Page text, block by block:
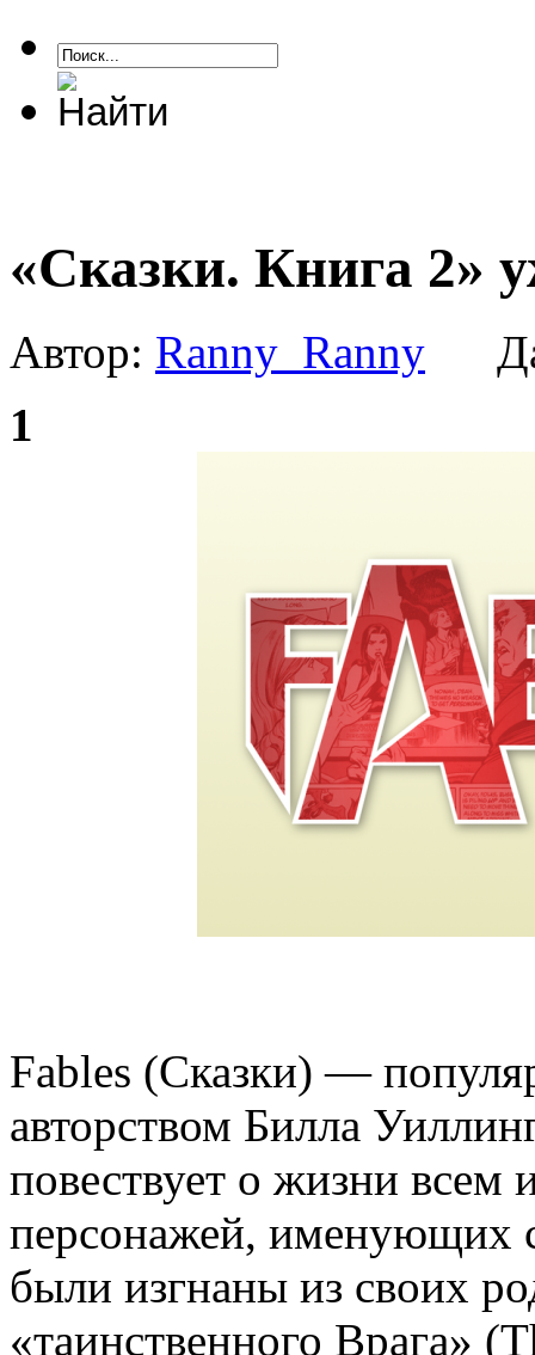
«Сказки. Книга 2»
Автор: Ranny_Ranny
1
Fables (Сказки) —
авторством Билла
повествует о жизни всем
персонажей, именующих
были изгнаны из своих
«таинственного Врага»